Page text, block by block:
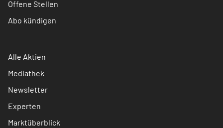
Offene Stellen
Abo kündigen
Alle Aktien
Mediathek
Newsletter
Experten
Marktüberblick